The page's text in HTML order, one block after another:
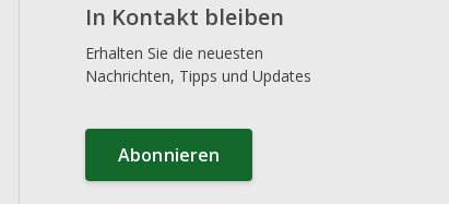
In Kontakt bleiben
Erhalten Sie die neuesten
Nachrichten, Tipps und Updates
Abonnieren